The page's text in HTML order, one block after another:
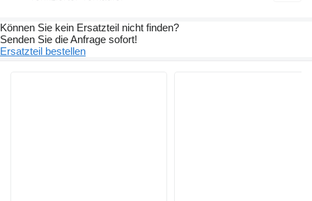
Können Sie kein Ersatzteil nicht finden?
Senden Sie die Anfrage sofort!
Ersatzteil bestellen